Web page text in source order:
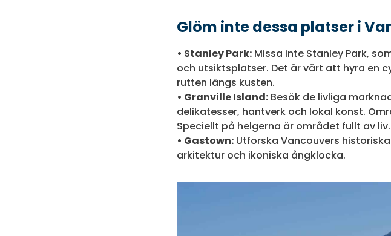
Glöm inte dessa platser i
• Stanley Park: Missa inte Stanley Park,
och utsiktsplatser. Det är värt att hyra en
rutten längs kusten.
• Granville Island: Besök de livliga
delikatesser, hantverk och lokal konst.
Speciellt på helgerna är området fullt av liv.
• Gastown: Utforska Vancouvers
arkitektur och ikoniska ångklocka.